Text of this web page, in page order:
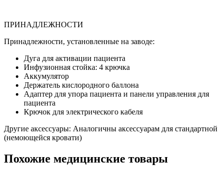
ПРИНАДЛЕЖНОСТИ
Принадлежности, установленные на заводе:
Дуга для активации пациента
Инфузионная стойка: 4 крючка
Аккумулятор
Держатель кислородного баллона
Адаптер для упора пациента и панели управления для
пациента
Крючок для электрического кабеля
Другие аксессуары: Аналогичны аксессуарам для стандартной
(немоющейся кровати)
Похожие медицинские товары